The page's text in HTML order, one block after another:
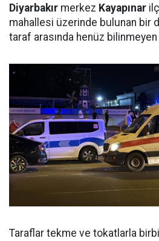
Diyarbakır merkez Kayapınar
mahallesi üzerinde bulunan bir
taraf arasında henüz bilinmeyen
Taraflar tekme ve tokatlarla